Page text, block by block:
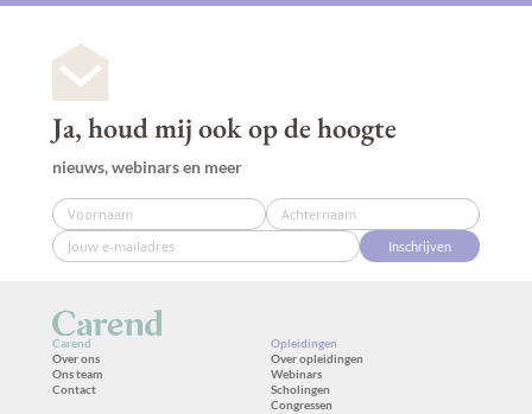
Ja, houd mij ook op de hoogte
nieuws, webinars en meer
Inschrijven
Carend
Over ons
Ons team
Contact
Opleidingen
Over opleidingen
Webinars
Scholingen
Congressen